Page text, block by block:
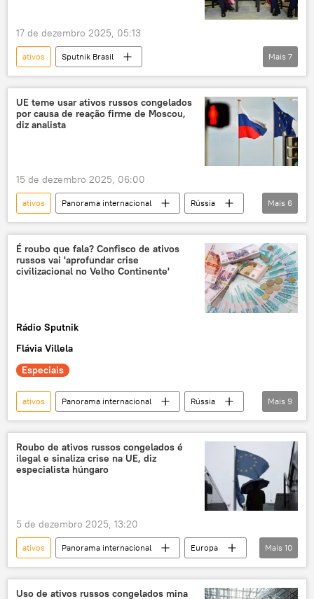
17 de dezembro 2025, 05:13
ativos
Sputnik Brasil
Panorama internacional
Europa
Donald Trump
Rússia
Estados Unidos
Ucrânia Bruxelas
Mais 7
UE teme usar ativos russos congelados
por causa de reação firme de Moscou,
diz analista
15 de dezembro 2025, 06:00
ativos Panorama internacional
Rússia
Europa
Bélgica
Viktor Orbán
Euroclear
Banco Central da Rússia
ativos congelados
Mais 6
É roubo que fala? Confisco de ativos
russos vai 'aprofundar crise
civilizacional no Velho Continente'
Rádio Sputnik
Flávia Villela
Especiais
ativos Panorama internacional
Rússia
Ucrânia
Estados Unidos
Donald Trump
SWIFT
exclusiva
sanções
Mais 9
Roubo de ativos russos congelados é
ilegal e sinaliza crise na UE, diz
especialista húngaro
5 de dezembro 2025, 13:20
ativos Panorama internacional
Europa
Rússia
Ursula von der Leyen
Theo Francken
Comissão Europeia
Mais 10
Uso de ativos russos congelados mina